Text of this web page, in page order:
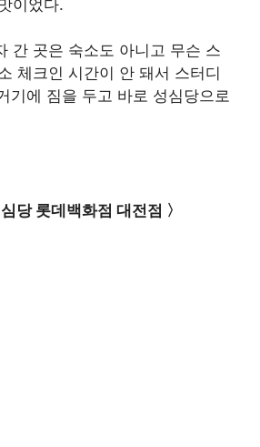
이었다.
간 곳은 숙소도 아니고 무슨 스
체크인 시간이 안 돼서 스터디
기에 짐을 두고 바로 성심당으로
심당 롯데백화점 대전점 〉